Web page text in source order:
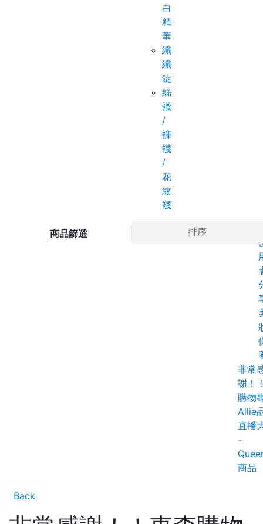
白
精
華
纖
纖
錠
絲
襪
/
褲
襪
/
花
紋
襪
商品篩選 排序
非常
謝！
購物
Allie
直播
-
商品
Back